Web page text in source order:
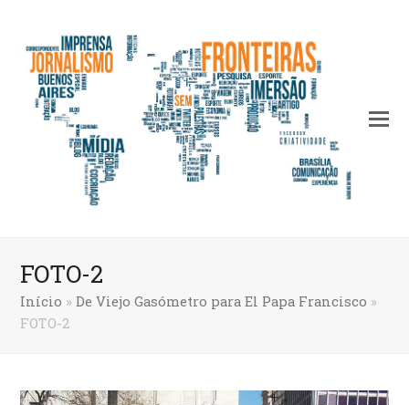
FOTO-2
Início »De Viejo Gasómetro para El Papa Francisco »
FOTO-2